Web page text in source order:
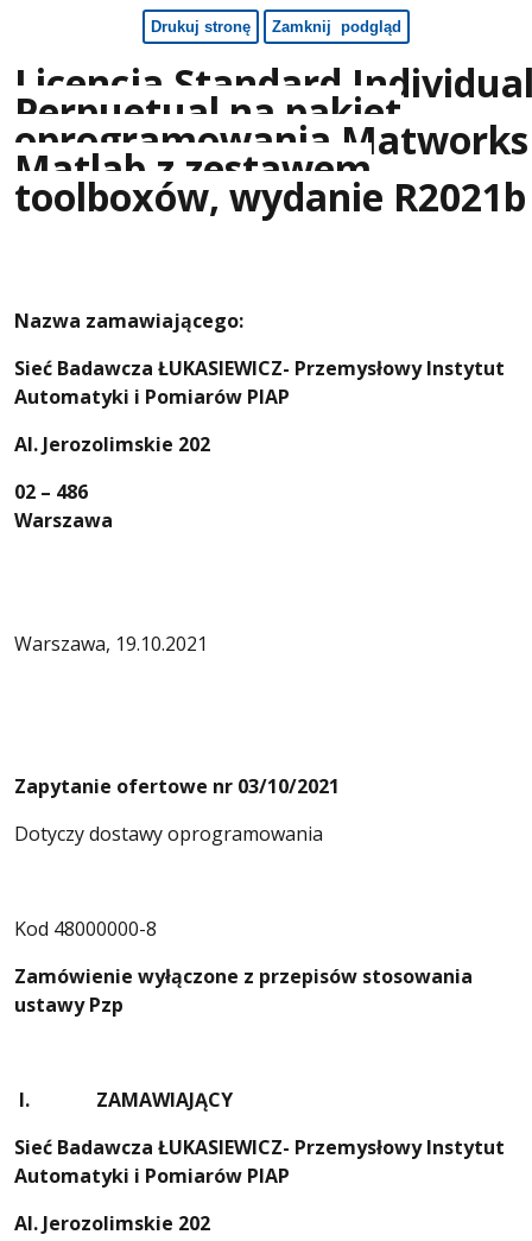
Licencja Standard
Perpuetual na pakiet
oprogramowania Matworks
Matlab z zestawem
toolboxów, wydanie R2021b
Nazwa zamawiającego:
Sieć Badawcza ŁUKASIEWICZ- Przemysłowy Instytut
Automatyki i Pomiarów PIAP
Al. Jerozolimskie 202
02 – 486
Warszawa
Warszawa, 19.10.2021
Zapytanie ofertowe nr 03/10/2021
Dotyczy dostawy oprogramowania
Kod 48000000-8
Zamówienie wyłączone z przepisów stosowania
ustawy Pzp
I. ZAMAWIAJĄCY
Sieć Badawcza ŁUKASIEWICZ- Przemysłowy Instytut
Automatyki i Pomiarów PIAP
Al. Jerozolimskie 202